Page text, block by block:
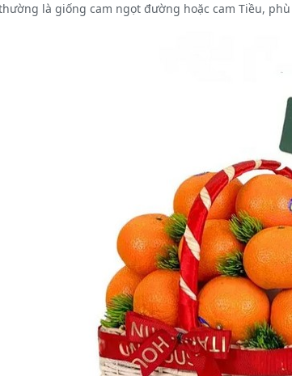
là giống cam ngọt đường hoặc cam Tiều,